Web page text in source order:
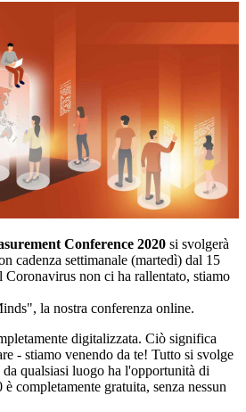
Conference 2020 si svolgerà
cadenza settimanale (martedì) dal 15
Coronavirus non ci ha rallentato, stiamo
la nostra conferenza online.
digitalizzata. Ciò significa
- stiamo venendo da te! Tutto si svolge
qualsiasi luogo ha l'opportunità di
completamente gratuita, senza nessun